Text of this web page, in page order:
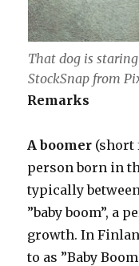
That dog is
StockSnap from
Remarks
A boomer (short
person born in
typically
”baby boom”, a
growth. In
to as ”Baby